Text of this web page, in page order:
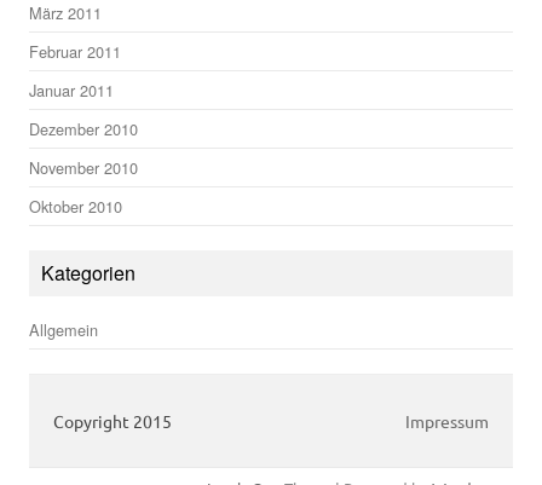
März 2011
Februar 2011
Januar 2011
Dezember 2010
November 2010
Oktober 2010
Kategorien
Allgemein
Copyright 2015 Impressum